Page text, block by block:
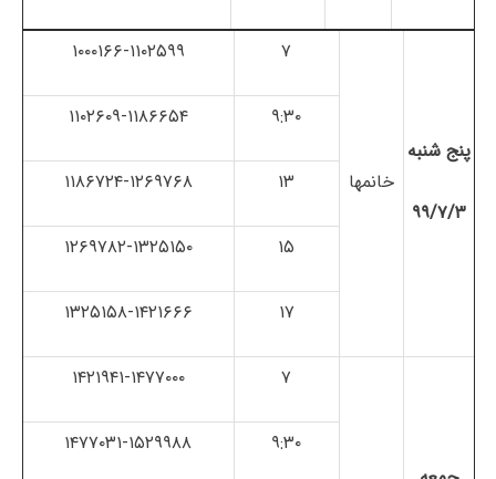
پنج شنبه
۹۹/۷/۳
خانم­ها
۷ ۱۰۰۰۱۶۶-۱۱۰۲۵۹۹
۹:۳۰ ۱۱۰۲۶۰۹-۱۱۸۶۶۵۴
۱۳ ۱۱۸۶۷۲۴-۱۲۶۹۷۶۸
۱۵ ۱۲۶۹۷۸۲-۱۳۲۵۱۵۰
۱۷ ۱۳۲۵۱۵۸-۱۴۲۱۶۶۶
۷ ۱۴۲۱۹۴۱-۱۴۷۷۰۰۰
۹:۳۰ ۱۴۷۷۰۳۱-۱۵۲۹۹۸۸